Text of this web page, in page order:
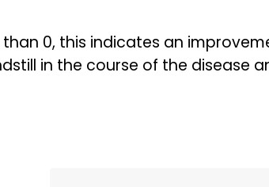
0, this indicates an
in the course of the disease